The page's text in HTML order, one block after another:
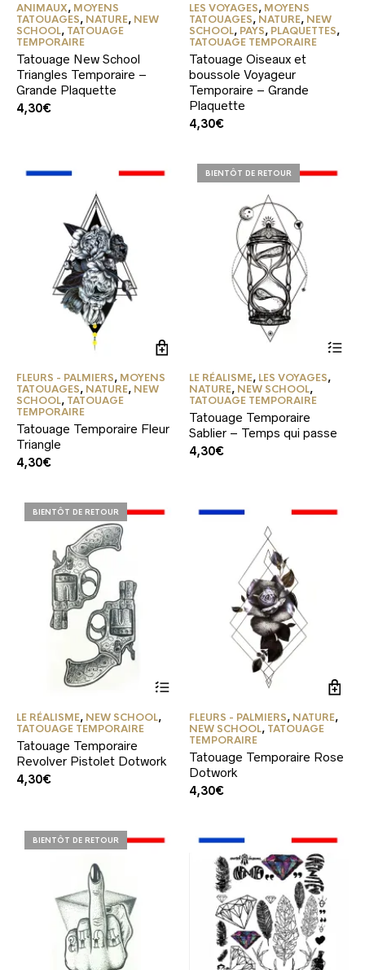
ANIMAUX, MOYENS
TATOUAGES, NATURE, NEW
SCHOOL, TATOUAGE
TEMPORAIRE
Tatouage New School
Triangles Temporaire –
Grande Plaquette
4,30€
LES VOYAGES, MOYENS
TATOUAGES, NATURE, NEW
SCHOOL, PAYS, PLAQUETTES,
TATOUAGE TEMPORAIRE
Tatouage Oiseaux et
boussole Voyageur
Temporaire – Grande
Plaquette
4,30€
FLEURS - PALMIERS, MOYENS
TATOUAGES, NATURE, NEW
SCHOOL, TATOUAGE
TEMPORAIRE
Tatouage Temporaire Fleur
Triangle
4,30€
BIENTÔT DE RETOUR
LE RÉALISME, LES VOYAGES,
NATURE, NEW SCHOOL,
TATOUAGE TEMPORAIRE
Tatouage Temporaire
Sablier – Temps qui passe
4,30€
BIENTÔT DE RETOUR
LE RÉALISME, NEW SCHOOL,
TATOUAGE TEMPORAIRE
Tatouage Temporaire
Revolver Pistolet Dotwork
4,30€
FLEURS - PALMIERS, NATURE,
NEW SCHOOL, TATOUAGE
TEMPORAIRE
Tatouage Temporaire Rose
Dotwork
4,30€
BIENTÔT DE RETOUR